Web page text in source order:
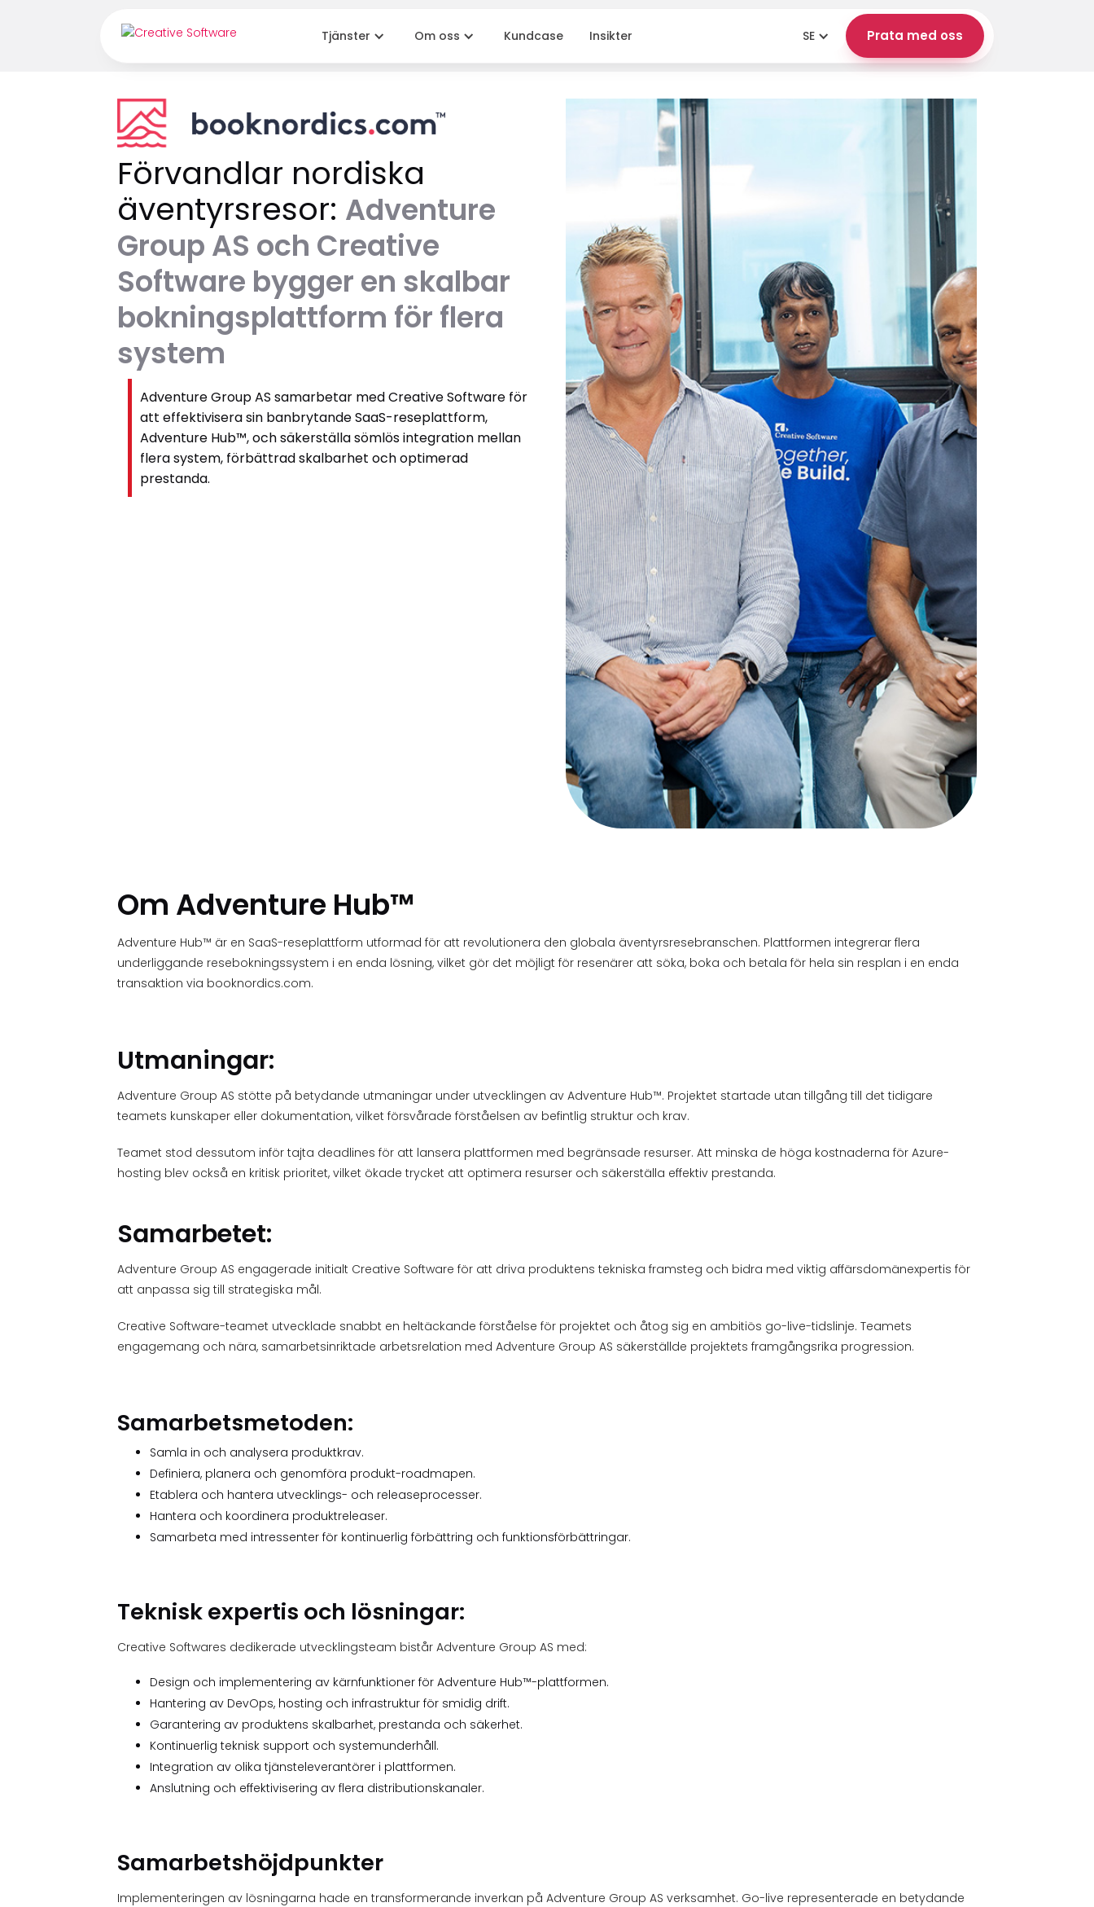
Tjänster Om oss Kundcase Insikter SE Prata med oss
Förvandlar nordiska
äventyrsresor: Adventure
Group AS och Creative
Software bygger en skalbar
bokningsplattform för flera
system
Adventure Group AS samarbetar med Creative Software för
att effektivisera sin banbrytande SaaS-reseplattform,
Adventure Hub™, och säkerställa sömlös integration mellan
flera system, förbättrad skalbarhet och optimerad
prestanda.
Om Adventure Hub™
Adventure Hub™ är en SaaS-reseplattform utformad för att revolutionera den globala äventyrsresebranschen. Plattformen integrerar flera
underliggande resebokningssystem i en enda lösning, vilket gör det möjligt för resenärer att söka, boka och betala för hela sin resplan i en enda
transaktion via booknordics.com.
Utmaningar:
Adventure Group AS stötte på betydande utmaningar under utvecklingen av Adventure Hub™. Projektet startade utan tillgång till det tidigare
teamets kunskaper eller dokumentation, vilket försvårade förståelsen av befintlig struktur och krav.
Teamet stod dessutom inför tajta deadlines för att lansera plattformen med begränsade resurser. Att minska de höga kostnaderna för Azure-
hosting blev också en kritisk prioritet, vilket ökade trycket att optimera resurser och säkerställa effektiv prestanda.
Samarbetet:
Adventure Group AS engagerade initialt Creative Software för att driva produktens tekniska framsteg och bidra med viktig affärsdomänexpertis för
att anpassa sig till strategiska mål.
Creative Software-teamet utvecklade snabbt en heltäckande förståelse för projektet och åtog sig en ambitiös go-live-tidslinje. Teamets
engagemang och nära, samarbetsinriktade arbetsrelation med Adventure Group AS säkerställde projektets framgångsrika progression.
Samarbetsmetoden:
Samla in och analysera produktkrav.
Definiera, planera och genomföra produkt-roadmapen.
Etablera och hantera utvecklings- och releaseprocesser.
Hantera och koordinera produktreleaser.
Samarbeta med intressenter för kontinuerlig förbättring och funktionsförbättringar.
Teknisk expertis och lösningar:
Creative Softwares dedikerade utvecklingsteam bistår Adventure Group AS med:
Design och implementering av kärnfunktioner för Adventure Hub™-plattformen.
Hantering av DevOps, hosting och infrastruktur för smidig drift.
Garantering av produktens skalbarhet, prestanda och säkerhet.
Kontinuerlig teknisk support och systemunderhåll.
Integration av olika tjänsteleverantörer i plattformen.
Anslutning och effektivisering av flera distributionskanaler.
Samarbetshöjdpunkter
Implementeringen av lösningarna hade en transformerande inverkan på Adventure Group AS verksamhet. Go-live representerade en betydande